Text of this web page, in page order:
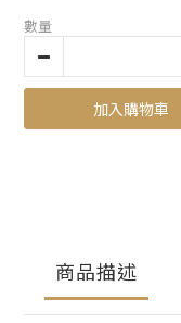
數量
加入購物車
商品描述